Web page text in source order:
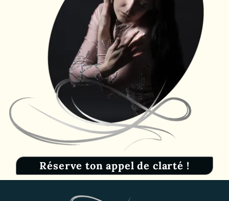
Réserve ton appel de clarté !